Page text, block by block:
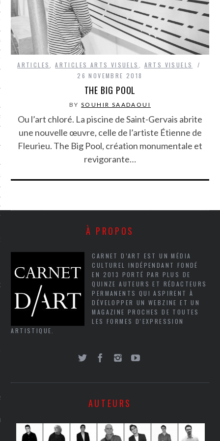
BONHEUR
GUERRE
EN VOD
ARTICLES ,ARTICLES ARTS VISUELS
ARTS VISUELS
26 NOVEMBRE 2018
THE BIG POOL
BYSOUHIR SAADAOUI
Ou l’art chloré. La piscine de Saint-Gervais abrite
une nouvelle œuvre, celle de l’artiste Étienne de
Fleurieu. The Big Pool, création monumentale et
revigorante…
À PROPOS
CARNET D’ART EST UN MÉDIA
CULTUREL INDÉPENDANT FONDÉ
EN 2013 PORTÉ PAR PLUS DE
QUINZE AUTEURS ET RÉDACTEURS
PERMANENTS QUI ASPIRENT À
DÉVELOPPER UN WEBZINE ET UN
MAGAZINE PROCHES DE TOUTES
LES FORMES D'EXPRESSION
ARTISTIQUE.
AUTEURS